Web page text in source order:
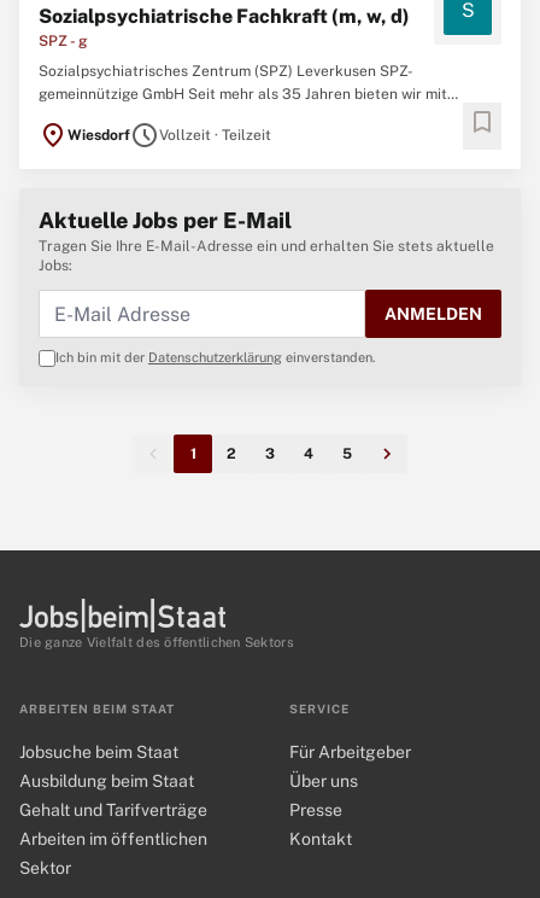
Sozialpsychiatrische Fachkraft (m, w, d)
SPZ - g
S
Sozialpsychiatrisches Zentrum (SPZ) Leverkusen SPZ-
gemeinnützige GmbH Seit mehr als 35 Jahren bieten wir mit
kompetente Hilfen für Menschen mit psychischen Problemen. Die
location_on WiesdorfscheduleVollzeit · Teilzeit bookmark
Aktuelle Jobs per E-Mail
Tragen Sie Ihre E-Mail-Adresse ein und erhalten Sie stets aktuelle
Jobs:
ANMELDEN
Ich bin mit der Datenschutzerklärung einverstanden.
1 2 3 4 5
Die ganze Vielfalt des öffentlichen Sektors
ARBEITEN BEIM STAAT
Jobsuche beim Staat
Ausbildung beim Staat
Gehalt und Tarifverträge
Arbeiten im öffentlichen
Sektor
SERVICE
Für Arbeitgeber
Über uns
Presse
Kontakt